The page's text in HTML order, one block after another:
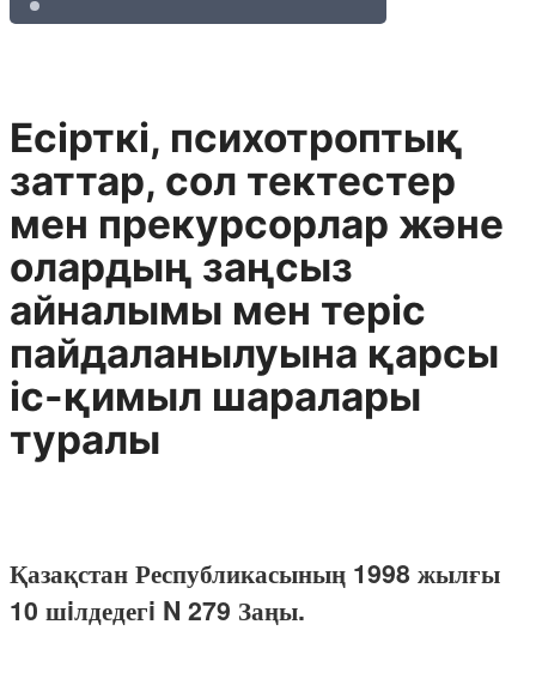
Есiрткi, психотроптық
заттар, сол тектестер
мен прекурсорлар және
олардың заңсыз
айналымы мен терiс
пайдаланылуына қарсы
iс-қимыл шаралары
туралы
Қазақстан Республикасының 1998 жылғы
10 шiлдедегi N 279 Заңы.